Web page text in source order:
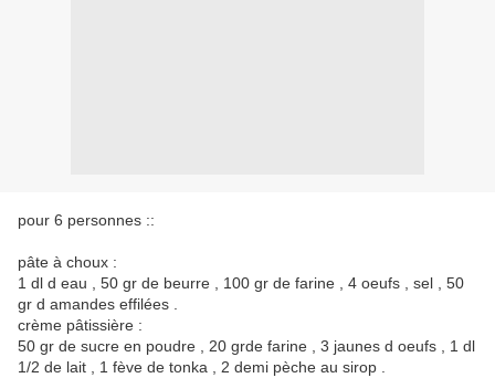
pour 6 personnes ::
pâte à choux :
1 dl d eau , 50 gr de beurre , 100 gr de farine , 4 oeufs , sel , 50
gr d amandes effilées .
crème pâtissière :
50 gr de sucre en poudre , 20 grde farine , 3 jaunes d oeufs , 1 dl
1/2 de lait , 1 fève de tonka , 2 demi pèche au sirop .